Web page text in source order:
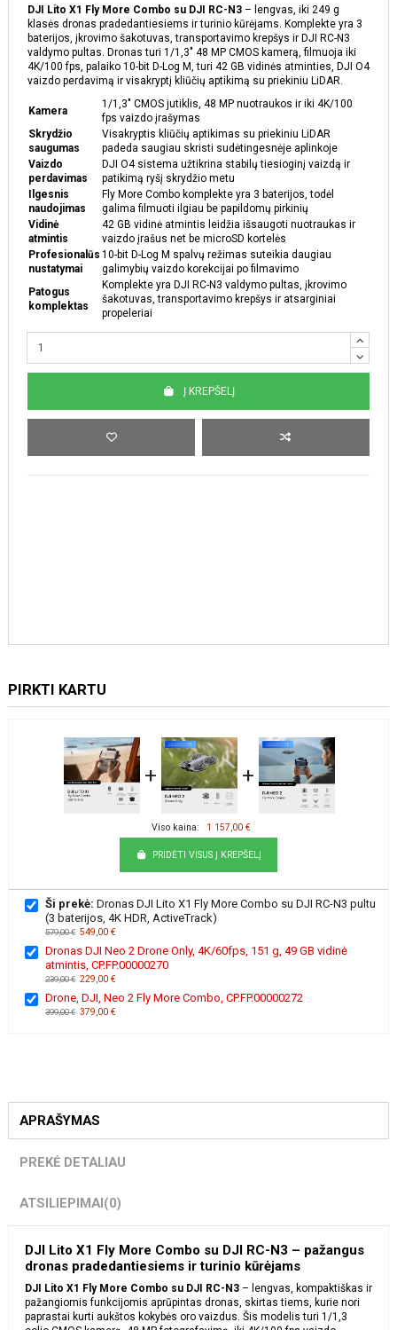
DJI Lito X1 Fly More Combo su DJI RC-N3 – lengvas, iki 249 g
klasės dronas pradedantiesiems ir turinio kūrėjams. Komplekte yra 3
baterijos, įkrovimo šakotuvas, transportavimo krepšys ir DJI RC-N3
valdymo pultas. Dronas turi 1/1,3″ 48 MP CMOS kamerą, filmuoja iki
4K/100 fps, palaiko 10-bit D-Log M, turi 42 GB vidinės atminties, DJI O4
vaizdo perdavimą ir visakryptį kliūčių aptikimą su priekiniu LiDAR.
Kamera
1/1,3″ CMOS jutiklis, 48 MP nuotraukos ir iki 4K/100
fps vaizdo įrašymas
Skrydžio
saugumas
Visakryptis kliūčių aptikimas su priekiniu LiDAR
padeda saugiau skristi sudėtingesnėje aplinkoje
Vaizdo
perdavimas
DJI O4 sistema užtikrina stabilų tiesioginį vaizdą ir
patikimą ryšį skrydžio metu
Ilgesnis
naudojimas
Fly More Combo komplekte yra 3 baterijos, todėl
galima filmuoti ilgiau be papildomų pirkinių
Vidinė
atmintis
42 GB vidinė atmintis leidžia išsaugoti nuotraukas ir
vaizdo įrašus net be microSD kortelės
Profesionalūs
nustatymai
10-bit D-Log M spalvų režimas suteikia daugiau
galimybių vaizdo korekcijai po filmavimo
Patogus
komplektas
Komplekte yra DJI RC-N3 valdymo pultas, įkrovimo
šakotuvas, transportavimo krepšys ir atsarginiai
propeleriai
Į KREPŠELĮ
PIRKTI KARTU
+ +
Viso kaina: 1 157,00 €
PRIDĖTI VISUS Į KREPŠELĮ
Ši prekė: Dronas DJI Lito X1 Fly More Combo su DJI RC-N3 pultu
(3 baterijos, 4K HDR, ActiveTrack)
579,00 € 549,00 €
Dronas DJI Neo 2 Drone Only, 4K/60fps, 151 g, 49 GB vidinė
atmintis, CP.FP.00000270
239,00 € 229,00 €
Drone, DJI, Neo 2 Fly More Combo, CP.FP.00000272
399,00 € 379,00 €
APRAŠYMAS
PREKĖ DETALIAU
ATSILIEPIMAI(0)
DJI Lito X1 Fly More Combo su DJI RC-N3 – pažangus
dronas pradedantiesiems ir turinio kūrėjams
DJI Lito X1 Fly More Combo su DJI RC-N3 – lengvas, kompaktiškas ir
pažangiomis funkcijomis aprūpintas dronas, skirtas tiems, kurie nori
paprastai kurti aukštos kokybės oro vaizdus. Šis modelis turi 1/1,3